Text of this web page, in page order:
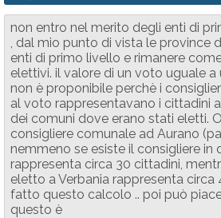
non entro nel merito degli enti di
, dal mio punto di vista le province
enti di primo livello e rimanere
elettivi. il valore di un voto uguale
non è proponibile perchè i
al voto rappresentavano i cittadini
dei comuni dove erano stati eletti.
consigliere comunale ad Aurano
nemmeno se esiste il consigliere in
rappresenta circa 30 cittadini,
eletto a Verbania rappresenta
fatto questo calcolo .. poi può
questo è